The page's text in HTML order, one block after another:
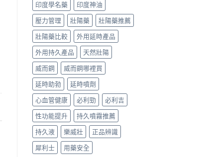
印度學名藥
印度神油
壓力管理
壯陽藥
壯陽藥推薦
壯陽藥比較
外用延時產品
外用持久產品
天然壯陽
威而鋼
威而鋼哪裡買
延時助勃
延時噴劑
心血管健康
必利勁
必利吉
性功能提升
持久噴霧推薦
持久液
樂威壯
正品辨識
犀利士
用藥安全